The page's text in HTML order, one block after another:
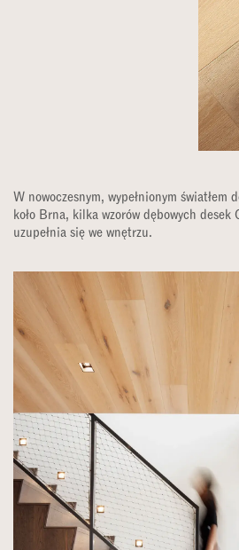
W nowoczesnym, wypełnionym światłem
koło Brna, kilka wzorów dębowych
uzupełnia się we wnętrzu.